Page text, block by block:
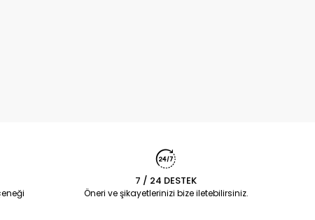
7 / 24 DESTEK
Öneri ve şikayetlerinizi bize iletebilirsiniz.